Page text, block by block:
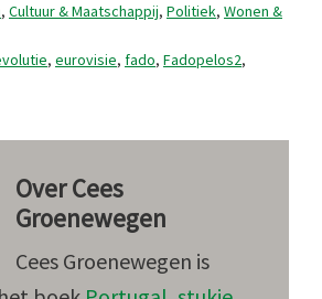
, Cultuur & Maatschappij, Politiek, Wonen &
, eurovisie, fado, Fadopelos2,
OverCees
Groenewegen
Cees Groenewegen is